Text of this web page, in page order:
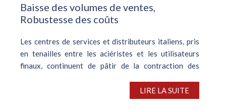
Baisse des volumes de ventes,
Robustesse des coûts
Les centres de services et distributeurs italiens, pris
en tenailles entre les aciéristes et les utilisateurs
finaux, continuent de pâtir de la contraction des
LIRE LA SUITE